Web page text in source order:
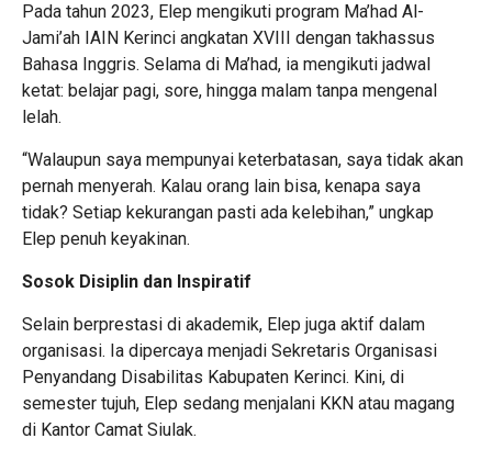
Pada tahun 2023, Elep mengikuti program Ma’had Al-
Jami’ah IAIN Kerinci angkatan XVIII dengan takhassus
Bahasa Inggris. Selama di Ma’had, ia mengikuti jadwal
ketat: belajar pagi, sore, hingga malam tanpa mengenal
lelah.
“Walaupun saya mempunyai keterbatasan, saya tidak akan
pernah menyerah. Kalau orang lain bisa, kenapa saya
tidak? Setiap kekurangan pasti ada kelebihan,” ungkap
Elep penuh keyakinan.
Sosok Disiplin dan Inspiratif
Selain berprestasi di akademik, Elep juga aktif dalam
organisasi. Ia dipercaya menjadi Sekretaris Organisasi
Penyandang Disabilitas Kabupaten Kerinci. Kini, di
semester tujuh, Elep sedang menjalani KKN atau magang
di Kantor Camat Siulak.